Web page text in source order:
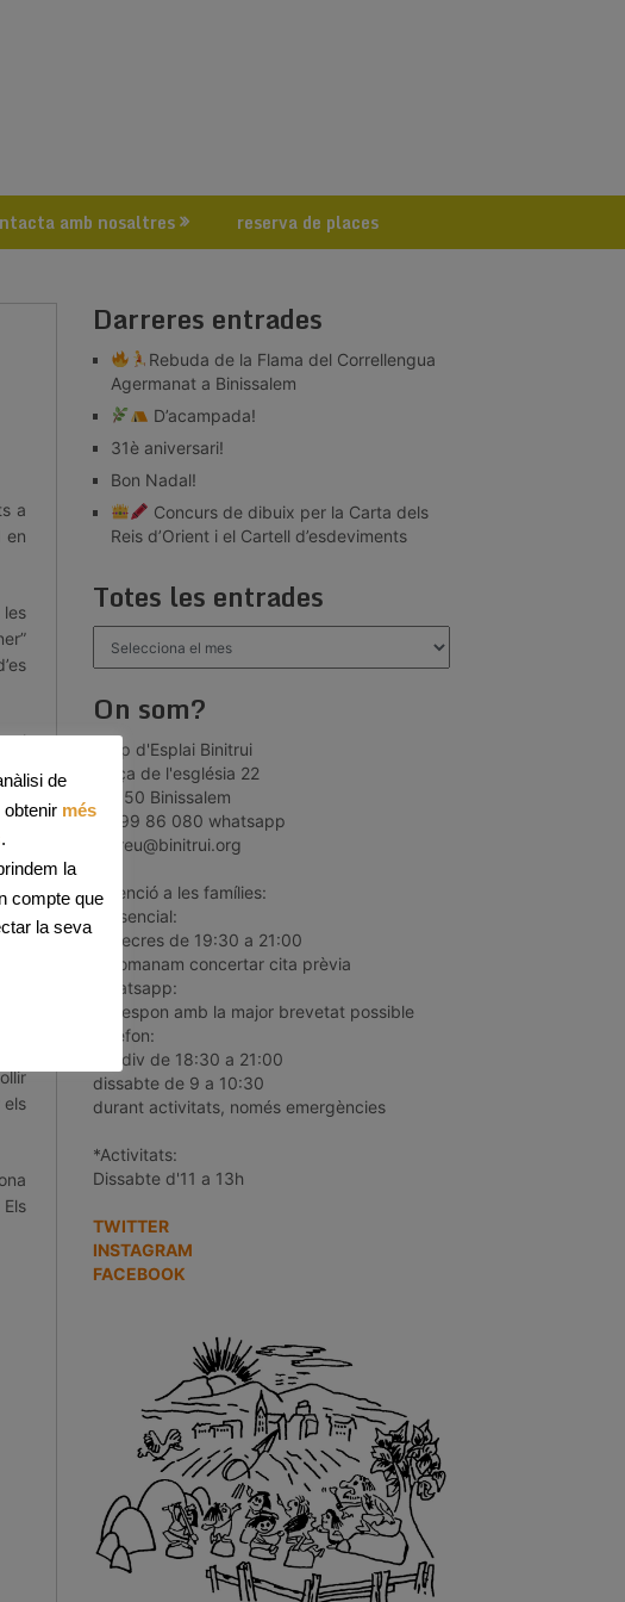
amb nosaltres reserva de places
a
en
i
els
Darreres entrades
Rebuda de la Flama del Correllengua
Agermanat a Binissalem
D’acampada!
31è aniversari!
Bon Nadal!
Concurs de dibuix per la Carta dels
Reis d’Orient i el Cartell d’esdeviments
Totes les entrades
les
On som?
Grup d'Esplai Binitrui
plaça de l'església 22
07350 Binissalem
66 99 86 080 whatsapp
correu@binitrui.org
*Atenció a les famílies:
Presencial:
dimecres de 19:30 a 21:00
recomanam concertar cita prèvia
Whatsapp:
es respon amb la major brevetat possible
Telèfon:
dill-div de 18:30 a 21:00
dissabte de 9 a 10:30
durant activitats, només emergències
*Activitats:
Dissabte d'11 a 13h
TWITTER
INSTAGRAM
FACEBOOK
de
més
.
la
compte que
la seva